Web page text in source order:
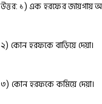
উত্তর: ১) এক হরফের জায়গায়
২) কোন হরফকে বাড়িয়ে দেয়া।
৩) কোন হরফকে কমিয়ে দেয়া।